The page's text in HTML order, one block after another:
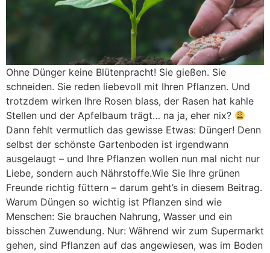
Ohne Dünger keine Blütenpracht! Sie gießen. Sie
schneiden. Sie reden liebevoll mit Ihren Pflanzen. Und
trotzdem wirken Ihre Rosen blass, der Rasen hat kahle
Stellen und der Apfelbaum trägt… na ja, eher nix?
Dann fehlt vermutlich das gewisse Etwas: Dünger! Denn
selbst der schönste Gartenboden ist irgendwann
ausgelaugt – und Ihre Pflanzen wollen nun mal nicht nur
Liebe, sondern auch Nährstoffe.Wie Sie Ihre grünen
Freunde richtig füttern – darum geht’s in diesem Beitrag.
Warum Düngen so wichtig ist Pflanzen sind wie
Menschen: Sie brauchen Nahrung, Wasser und ein
bisschen Zuwendung. Nur: Während wir zum Supermarkt
gehen, sind Pflanzen auf das angewiesen, was im Boden